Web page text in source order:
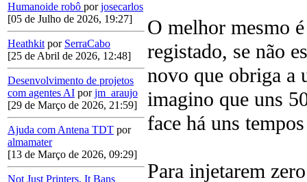
Humanoide robô porjosecarlos
[05 de Julho de 2026, 19:27]
Heathkit por SerraCabo
[25 de Abril de 2026, 12:48]
Desenvolvimento de projetos
com agentes AI porjm_araujo
[29 de Março de 2026, 21:59]
Ajuda com Antena TDT por
almamater
[13 de Março de 2026, 09:29]
Not Just Printers. It Bans
O melhor mesmo
registado, se não
novo que obriga a
imagino que uns
face há uns
Para injetarem